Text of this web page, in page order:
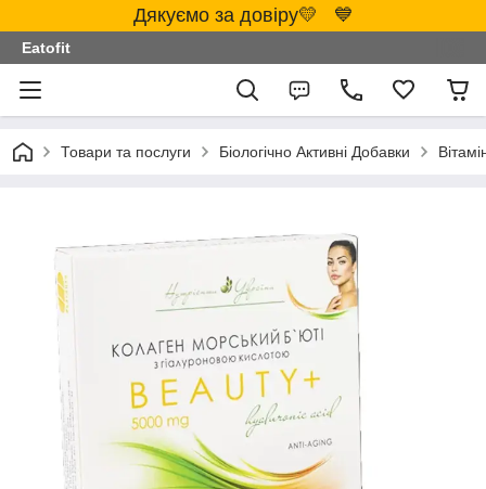
Дякуємо за довіру💛 💙
Eatofit
Товари та послуги Біологічно Активні Добавки